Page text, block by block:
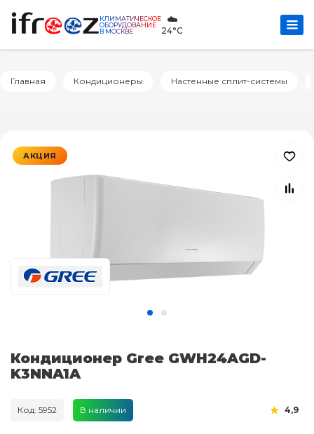
КЛИМАТИЧЕСКОЕ
ОБОРУДОВАНИЕ
В МОСКВЕ
☁️
24°C
Главная Кондиционеры Настенные сплит-системы
АКЦИЯ
Кондиционер Gree GWH24AGD-
K3NNA1A
Код: 5952 В наличии 4,9